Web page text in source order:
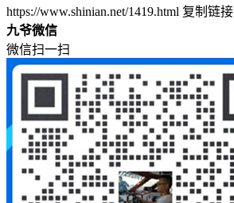
https://www.shinian.net/1419.html 复制链接
九爷微信
微信扫一扫